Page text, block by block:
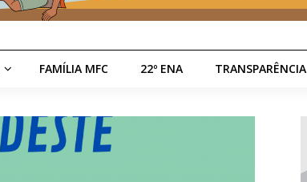
FAMÍLIA MFC 22º ENA TRANSPARÊNCIA